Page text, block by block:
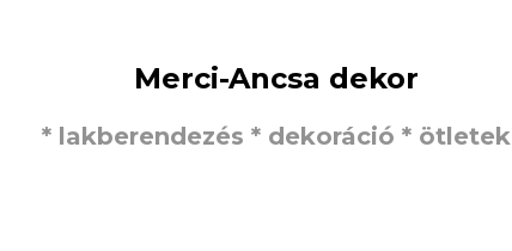
Merci-Ancsa dekor
* lakberendezés * dekoráció * ötletek